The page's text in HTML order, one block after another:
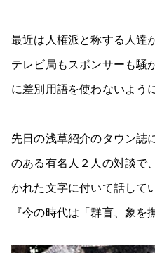
最近は人権派と称する人達
テレビ局もスポンサーも騒
に差別用語を使わないよう
先日の浅草紹介のタウン誌
のある有名人２人の対談で
かれた文字に付いて話して
『今の時代は「群盲、象を